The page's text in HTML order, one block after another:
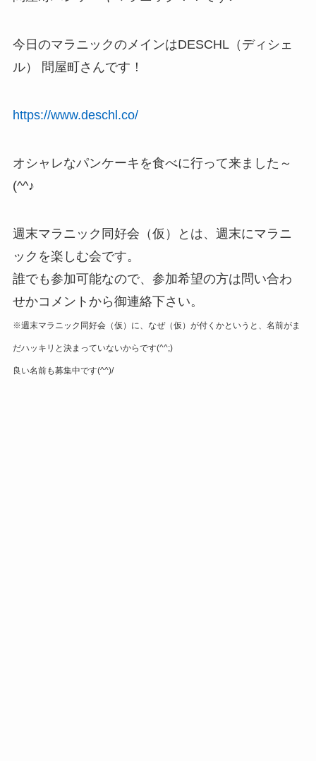
今日のマラニックのメインはDESCHL（ディシェ
ル） 問屋町さんです！
https://www.deschl.co/
オシャレなパンケーキを食べに行って来ました～
(^^♪
週末マラニック同好会（仮）とは、週末にマラニ
ックを楽しむ会です。
誰でも参加可能なので、参加希望の方は問い合わ
せかコメントから御連絡下さい。
※週末マラニック同好会（仮）に、なぜ（仮）が付くかというと、名前がま
だハッキリと決まっていないからです(^^;)
良い名前も募集中です(^^)/